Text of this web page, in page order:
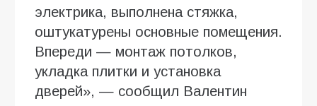
электрика, выполнена стяжка,
оштукатурены основные помещения.
Впереди — монтаж потолков,
укладка плитки и установка
дверей», — сообщил Валентин